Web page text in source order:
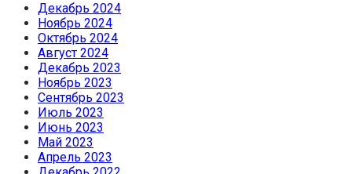
Декабрь 2024
Ноябрь 2024
Октябрь 2024
Август 2024
Декабрь 2023
Ноябрь 2023
Сентябрь 2023
Июль 2023
Июнь 2023
Май 2023
Апрель 2023